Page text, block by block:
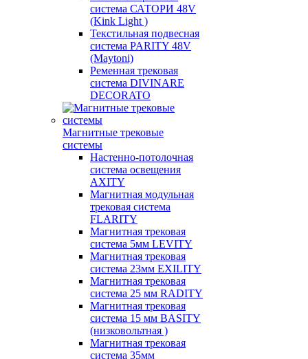
система САТОРИ 48V
(Kink Light )
Текстильная подвесная
система PARITY 48V
(Maytoni)
Ременная трековая
система DIVINARE
DECORATO
Магнитные трековые
системы
Настенно-потолочная
система освещения
AXITY
Магнитная модульная
трековая система
FLARITY
Магнитная трековая
система 5мм LEVITY
Магнитная трековая
система 23мм EXILITY
Магнитная трековая
система 25 мм RADITY
Магнитная трековая
система 15 мм BASITY
(низковольтная )
Магнитная трековая
система 35мм